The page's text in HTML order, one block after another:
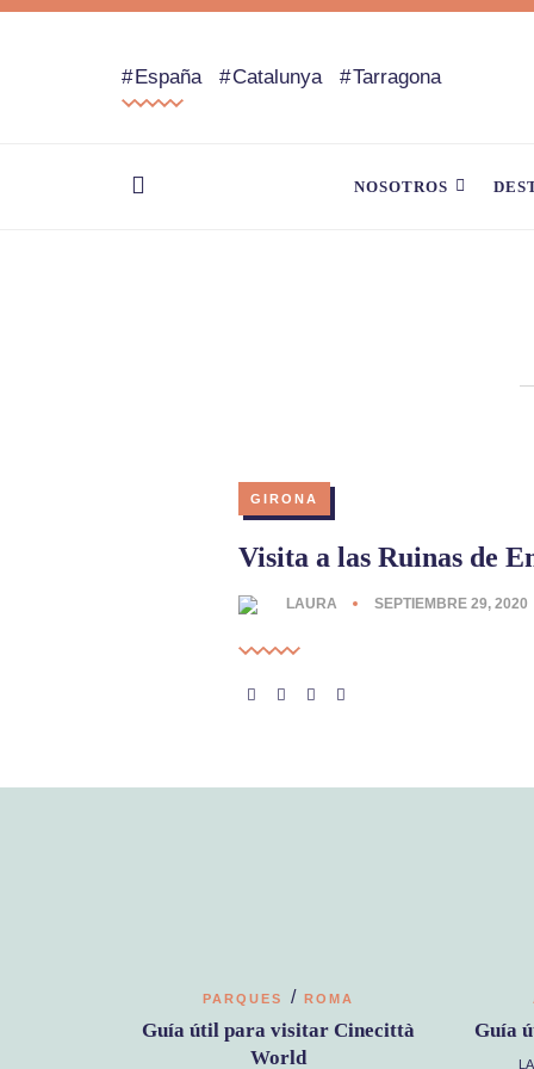
España Catalunya Tarragona
NOSOTROS
GIRONA
Visita a las Ruinas de
LAURA SEPTIEMBRE 29, 2020
PARQUES / ROMA
Guía útil para visitar Cinecittà
World
Guía